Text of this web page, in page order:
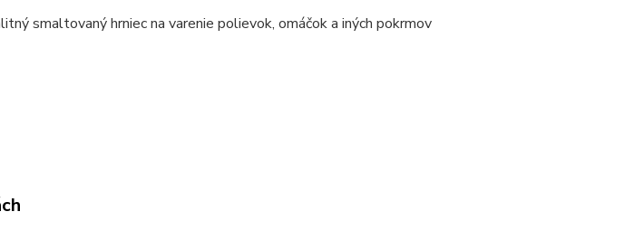
smaltovaný hrniec na varenie polievok, omáčok a iných pokrmov